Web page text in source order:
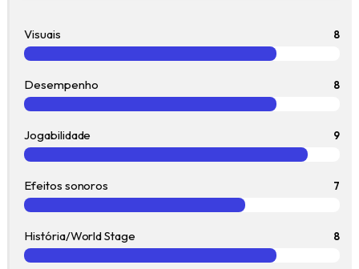
Visuais 8
Desempenho 8
Jogabilidade 9
Efeitos sonoros 7
História/World Stage 8